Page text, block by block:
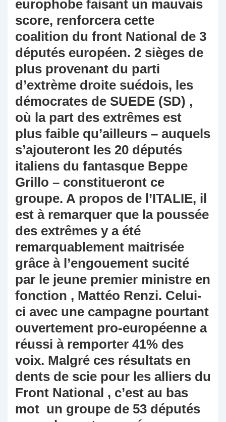
europhobe faisant un mauvais
score, renforcera cette
coalition du front National de 3
députés européen. 2 sièges de
plus provenant du parti
d’extrème droite suédois, les
démocrates de SUEDE (SD) ,
où la part des extrêmes est
plus faible qu’ailleurs – auquels
s’ajouteront les 20 députés
italiens du fantasque Beppe
Grillo – constitueront ce
groupe. A propos de l’ITALIE, il
est à remarquer que la poussée
des extrêmes y a été
remarquablement maitrisée
grâce à l’engouement sucité
par le jeune premier ministre en
fonction , Mattéo Renzi. Celui-
ci avec une campagne pourtant
ouvertement pro-européenne a
réussi à remporter 41% des
voix. Malgré ces résultats en
dents de scie pour les alliers du
Front National , c’est au bas
mot un groupe de 53 députés